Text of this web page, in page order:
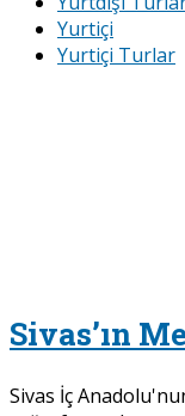
Yurtiçi
Yurtiçi Turlar
Sivas’ın
Sivas İç